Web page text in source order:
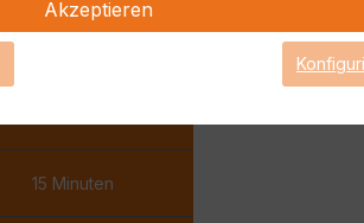
15 Minuten
Akzeptieren